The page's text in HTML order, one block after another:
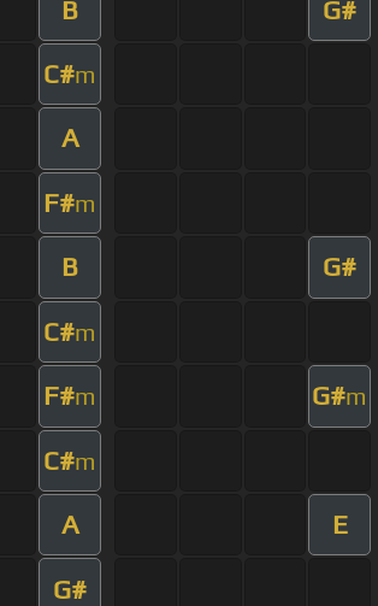
B G#
C#m
A
F#m
B G#
C#m
F#m G#m
C#m
A E
G#